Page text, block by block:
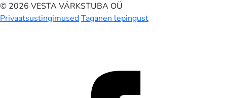
© 2026 VESTA VÄRKSTUBA OÜ
PrivaatsustingimusedTaganen lepingust